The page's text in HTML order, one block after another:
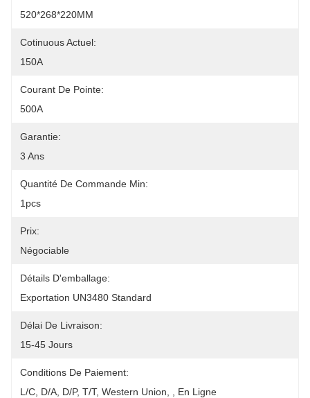
520*268*220MM
Cotinuous Actuel:
150A
Courant De Pointe:
500A
Garantie:
3 Ans
Quantité De Commande Min:
1pcs
Prix:
Négociable
Détails D'emballage:
Exportation UN3480 Standard
Délai De Livraison:
15-45 Jours
Conditions De Paiement:
L/C, D/A, D/P, T/T, Western Union, , En Ligne